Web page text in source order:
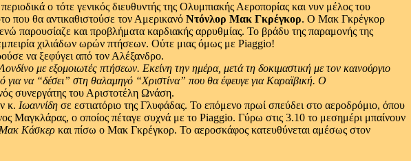
ο τότε γενικός διευθυντής της Ολυμπιακής Αεροπορίας και νυν μέλος του
που θα αντικαθιστούσε τον Αμερικανό Ντόνλορ Μακ Γκρέγκορ. Ο Μακ Γκρέγκορ
παρουσίαζε και προβλήματα καρδιακής αρρυθμίας. Το βράδυ της παραμονής της
χιλιάδων ωρών πτήσεων. Ούτε μιας όμως με Piaggio!
να ξεφύγει από τον Αλέξανδρο.
με εξομοιωτές πτήσεων. Εκείνη την ημέρα, μετά τη δοκιμαστική με τον καινούργιο
να “δέσει” στη θαλαμηγό “Χριστίνα” που θα έφευγε για Καραϊβική. Ο
συνεργάτης του Αριστοτέλη Ωνάση.
κ. Ιωαννίδη σε εστιατόριο της Γλυφάδας. Το επόμενο πρωί σπεύδει στο αεροδρόμιο, όπου
Μαγκλάρας, ο οποίος πέταγε συχνά με το Piaggio. Γύρω στις 3.10 το μεσημέρι μπαίνουν
Μακ Κάσκερ και πίσω ο Μακ Γκρέγκορ. Το αεροσκάφος κατευθύνεται αμέσως στον